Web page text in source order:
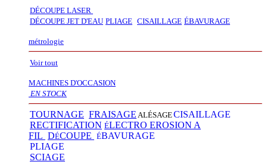
DÉCOUPE LASER
DÉCOUPE JET D'EAU PLIAGE CISAILLAGE ÉBAVURAGE
métrologie
Voir tout
MACHINES D'OCCASION
EN STOCK
TOURNAGE FRAISAGE ALÉSAGECISAILLAGE
RECTIFICATION ÉLECTRO EROSION A
FIL DÉCOUPE ÉBAVURAGE
PLIAGE
SCIAGE